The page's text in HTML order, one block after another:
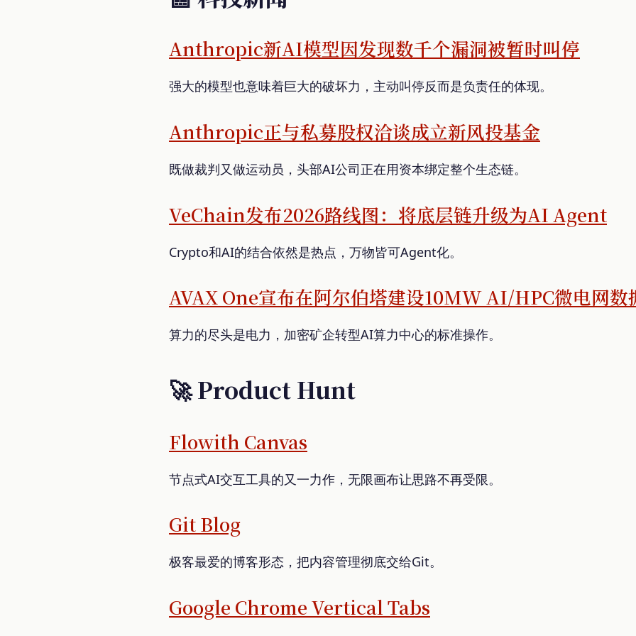
Anthropic新AI模型因发现数千个漏洞被暂时叫停
强大的模型也意味着巨大的破坏力，主动叫停反而是负责任的体现。
Anthropic正与私募股权洽谈成立新风投基金
既做裁判又做运动员，头部AI公司正在用资本绑定整个生态链。
VeChain发布2026路线图：将底层链升级为AI Agent
Crypto和AI的结合依然是热点，万物皆可Agent化。
AVAX One宣布在阿尔伯塔建设10MW AI/HPC微电网数
算力的尽头是电力，加密矿企转型AI算力中心的标准操作。
🚀 Product Hunt
Flowith Canvas
节点式AI交互工具的又一力作，无限画布让思路不再受限。
Git Blog
极客最爱的博客形态，把内容管理彻底交给Git。
Google Chrome Vertical Tabs